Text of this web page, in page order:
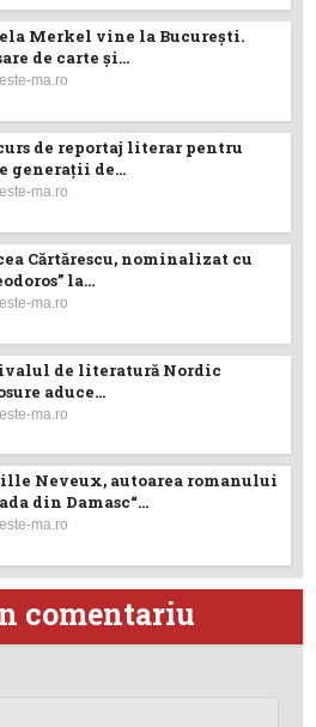
Merkel vine la București.
de carte şi...
ma.ro
de reportaj literar pentru
generații de...
ma.ro
Cărtărescu, nominalizat cu
la...
ma.ro
de literatură Nordic
aduce...
ma.ro
Neveux, autoarea romanului
din Damasc“...
ma.ro
comentariu